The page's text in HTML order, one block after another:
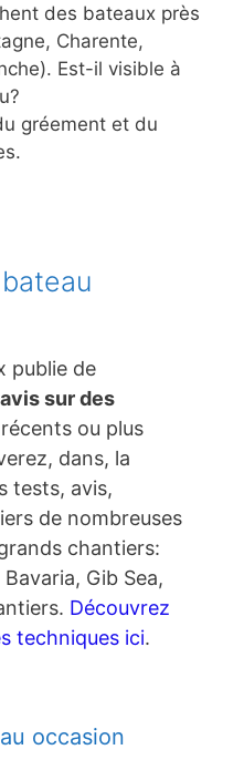
des bateaux près
Charente,
Est-il visible à
gréement et du
publie de
sur des
ou plus
dans, la
tests, avis,
de nombreuses
chantiers:
Gib Sea,
Découvrez
techniques ici.
occasion